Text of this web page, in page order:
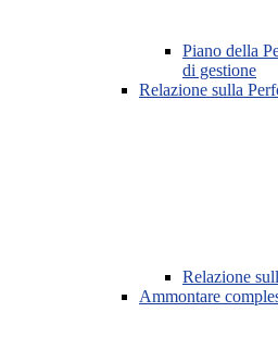
Piano della
di gestione
Relazione sulla
Relazione
Ammontare